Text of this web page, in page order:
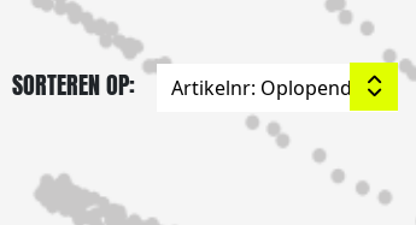
SORTEREN OP: